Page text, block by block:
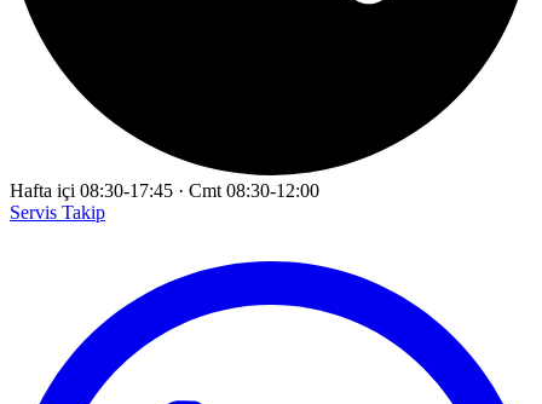
Hafta içi 08:30-17:45 · Cmt 08:30-12:00
Servis Takip